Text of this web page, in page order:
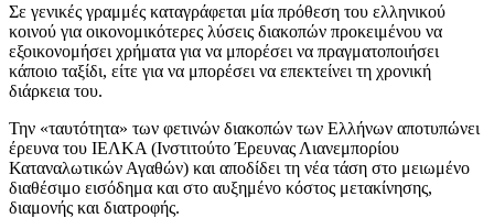
Σε γενικές γραμμές καταγράφεται μία πρόθεση του ελληνικού
κοινού για οικονομικότερες λύσεις διακοπών προκειμένου να
εξοικονομήσει χρήματα για να μπορέσει να πραγματοποιήσει
κάποιο ταξίδι, είτε για να μπορέσει να επεκτείνει τη χρονική
διάρκεια του.
Την «ταυτότητα» των φετινών διακοπών των Ελλήνων αποτυπώνει
έρευνα του ΙΕΛΚΑ (Ινστιτούτο Έρευνας Λιανεμπορίου
Καταναλωτικών Αγαθών) και αποδίδει τη νέα τάση στο μειωμένο
διαθέσιμο εισόδημα και στο αυξημένο κόστος μετακίνησης,
διαμονής και διατροφής.